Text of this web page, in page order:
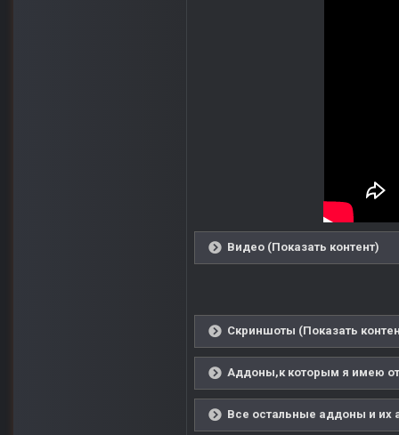
Видео (Показать контент)
Скриншоты (Показать
Аддоны,к которым я имею
Все остальные аддоны и их